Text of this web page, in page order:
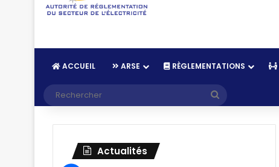
ACCUEIL ARSE RÈGLEMENTATIONS
Actualités